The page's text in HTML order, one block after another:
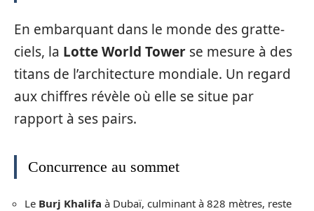
En embarquant dans le monde des gratte-
ciels, la Lotte World Tower se mesure à des
titans de l’architecture mondiale. Un regard
aux chiffres révèle où elle se situe par
rapport à ses pairs.
Concurrence au sommet
Le Burj Khalifa à Dubaï, culminant à 828 mètres, reste